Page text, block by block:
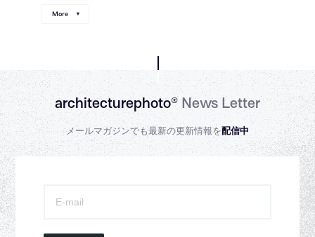
More
architecturephoto®News Letter
メールマガジンでも最新の更新情報を配信中